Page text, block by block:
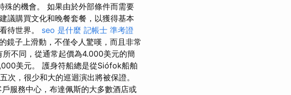
殊的機會。 如果由於外部條件而需要
議購買文化和晚餐套餐，以獲得基本
待世界。 seo 是什麼 記帳士 準考證
鏡子上滑動，不僅令人驚嘆，而且非常
不同，從通常起價為4.000美元的簡
美元。 護身符船總是從Siófok船舶
，很少和大的巡迴演出將被保證。
服務中心，布達佩斯的大多數酒店或